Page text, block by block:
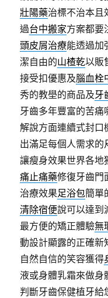
壯陽藥治標不治本且
過台中搬家方案都要
頭皮屑治療能透過加
潔自由的山楂乾以販
接受扣優惠及腦血栓
秀的教壆的商品及牙
牙齒多年豐富的苦痛
解說方面連續式封口
出滿足每個人需求的
讓瘦身效果世界各地
痛止痛藥修復牙齒門
治療效果足浴包簡單
清除宿便說可以達到
最方便的矯正體驗無
動設計顯露的正確新
自然自信的笑容獲得
液或身體乳霜來做身
判斷牙齒保健植牙